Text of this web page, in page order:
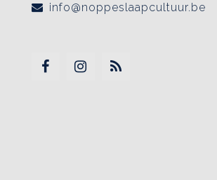
info@noppeslaapcultuur.be